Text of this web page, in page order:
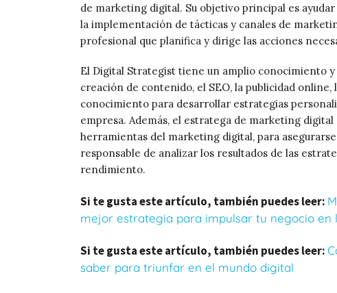
de marketing digital. Su objetivo principal es
la implementación de tácticas y canales de
profesional que planifica y dirige las acciones
El Digital Strategist tiene un amplio conocimiento
creación de contenido, el SEO, la publicidad
conocimiento para desarrollar estrategias
empresa. Además, el estratega de marketing
herramientas del marketing digital, para
responsable de analizar los resultados de las
rendimiento.
Si te gusta este artículo, también puedes leer:
mejor estrategia para impulsar tu negocio en
Si te gusta este artículo, también puedes leer:
saber para triunfar en el mundo digital